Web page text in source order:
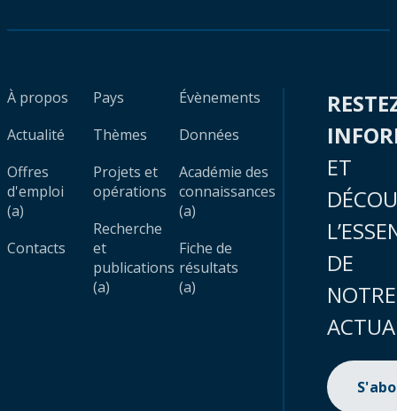
À propos
Actualité
Offres
d'emploi
(a)
Contacts
Pays
Thèmes
Projets et
opérations
Recherche
et
publications
(a)
Évènements
Données
Académie des
connaissances
(a)
Fiche de
résultats
(a)
ET
DE
NOTRE